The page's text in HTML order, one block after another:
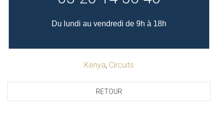
Du lundi au vendredi de 9h à 18h
Kenya, Circuits
RETOUR